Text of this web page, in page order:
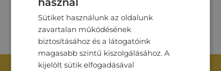
Sütiket használunk az oldalunk
zavartalan működésének
biztosításához és a látogatóink
magasabb szintű kiszolgálásához. A
kijelölt sütik elfogadásával